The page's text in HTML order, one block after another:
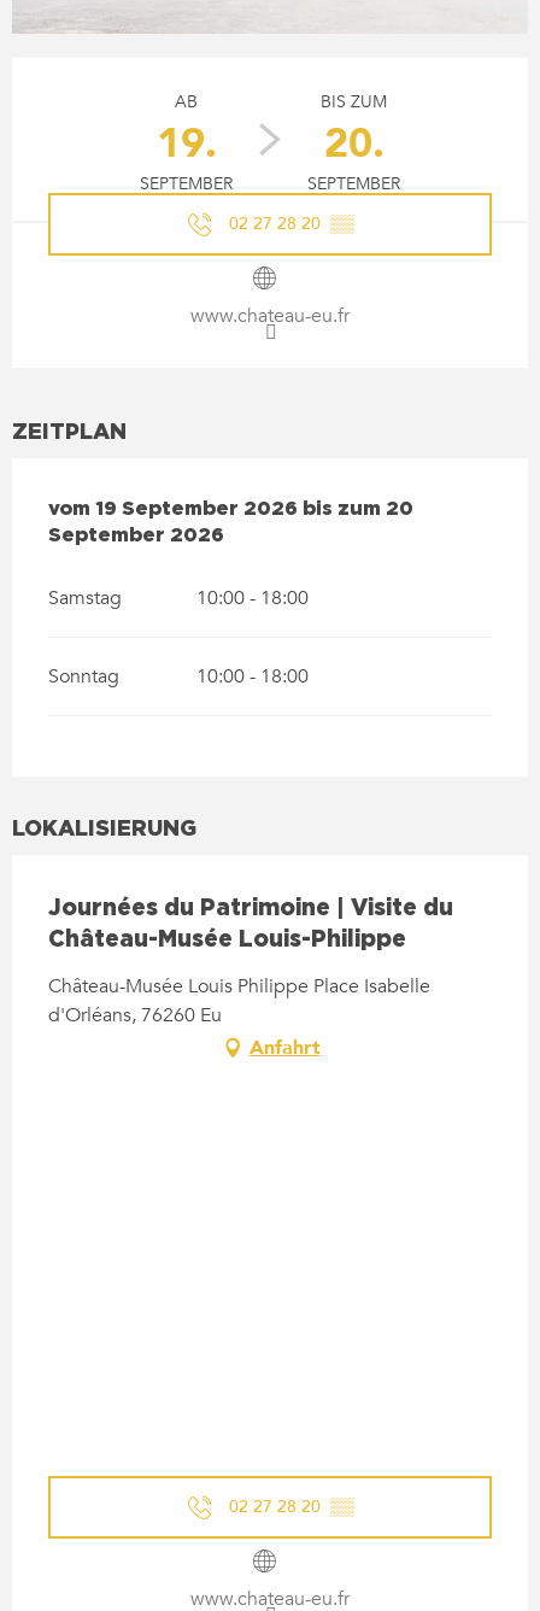
AB
19.
SEPTEMBER
BIS ZUM
20.
SEPTEMBER
02 27 28 20 ▒▒
www.chateau-eu.fr
ZEITPLAN
VOM 19 SEPTEMBER 2026 BIS ZUM20 SEPTEMBER
vom 19 September 2026 bis zum 20
September 2026
Samstag 10:00 - 18:00
Sonntag 10:00 - 18:00
LOKALISIERUNG
Journées du Patrimoine | Visite du
Château-Musée Louis-Philippe
Château-Musée Louis Philippe Place Isabelle
d'Orléans, 76260 Eu
Anfahrt
02 27 28 20 ▒▒
www.chateau-eu.fr